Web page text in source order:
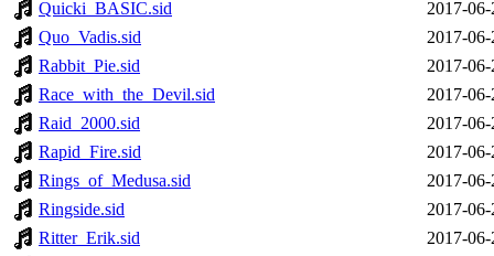
Quicki_BASIC.sid
2017-
Quo_Vadis.sid
2017-
Rabbit_Pie.sid
2017-
Race_with_the_Devil.sid
2017-
Raid_2000.sid
2017-
Rapid_Fire.sid
2017-
Rings_of_Medusa.sid
2017-
Ringside.sid
2017-
Ritter_Erik.sid
2017-